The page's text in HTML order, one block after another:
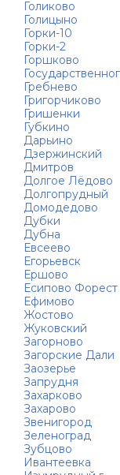
Голиково
Голицыно
Горки-10
Горки-2
Горшково
Гребнево
Григорчиково
Гришенки
Губкино
Дарьино
Дзержинский
Дмитров
Долгое Лёдово
Долгопрудный
Домодедово
Дубки
Дубна
Евсеево
Егорьевск
Ершово
Есипово Форест
Ефимово
Жостово
Жуковский
Загорново
Загорские Дали
Заозерье
Запрудня
Захарково
Захарово
Звенигород
Зеленоград
Зубцово
Ивантеевка